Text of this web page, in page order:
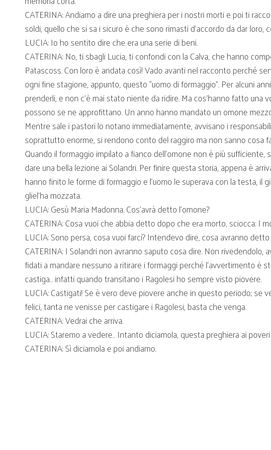
CATERINA: Andiamo a dire una preghiera per i nostri morti e poi ti
soldi, quello che si sa i sicuro è che sono rimasti d’accordo da dar
LUCIA: Io ho sentito dire che era una serie di beni.
CATERINA: No, ti sbagli Lucia, ti confondi con la Calva, che hanno
Patascoss. Con loro è andata così! Vado avanti nel racconto perché
ogni fine stagione, appunto, questo “uomo di formaggio”. Per alcuni
prenderli, e non c’è mai stato niente da ridire. Ma cos’hanno fatto una
possono se ne approfittano. Un anno hanno mandato un omone
Mentre sale i pastori lo notano immediatamente, avvisano i
soprattutto enorme, si rendono conto del raggiro ma non sanno cosa
Quando il formaggio impilato a fianco dell’omone non è più sufficiente,
dare una bella lezione ai Solandri. Per finire questa storia, appena è
hanno finito le forme di formaggio e l’uomo le superava con la testa,
gliel’ha mozzata.
LUCIA: Gesù Maria Madonna. Cos’avrà detto l’omone?
CATERINA: Cosa vuoi che abbia detto dopo che era morto, sciocca: I
LUCIA: Sono persa, cosa vuoi farci? Intendevo dire, cosa avranno detto
CATERINA: I Solandri non avranno saputo cosa dire. Non
fidati a mandare nessuno a ritirare i formaggi perché l’avvertimento è
castiga… infatti quando transitano i Ragolesi ho sempre visto piovere.
LUCIA: Castigati! Se è vero deve piovere anche in questo periodo; se
felici, tanta ne venisse per castigare i Ragolesi, basta che venga.
CATERINA: Vedrai che arriva.
LUCIA: Staremo a vedere… Intanto diciamola, questa preghiera ai
CATERINA: Sì diciamola e poi andiamo.